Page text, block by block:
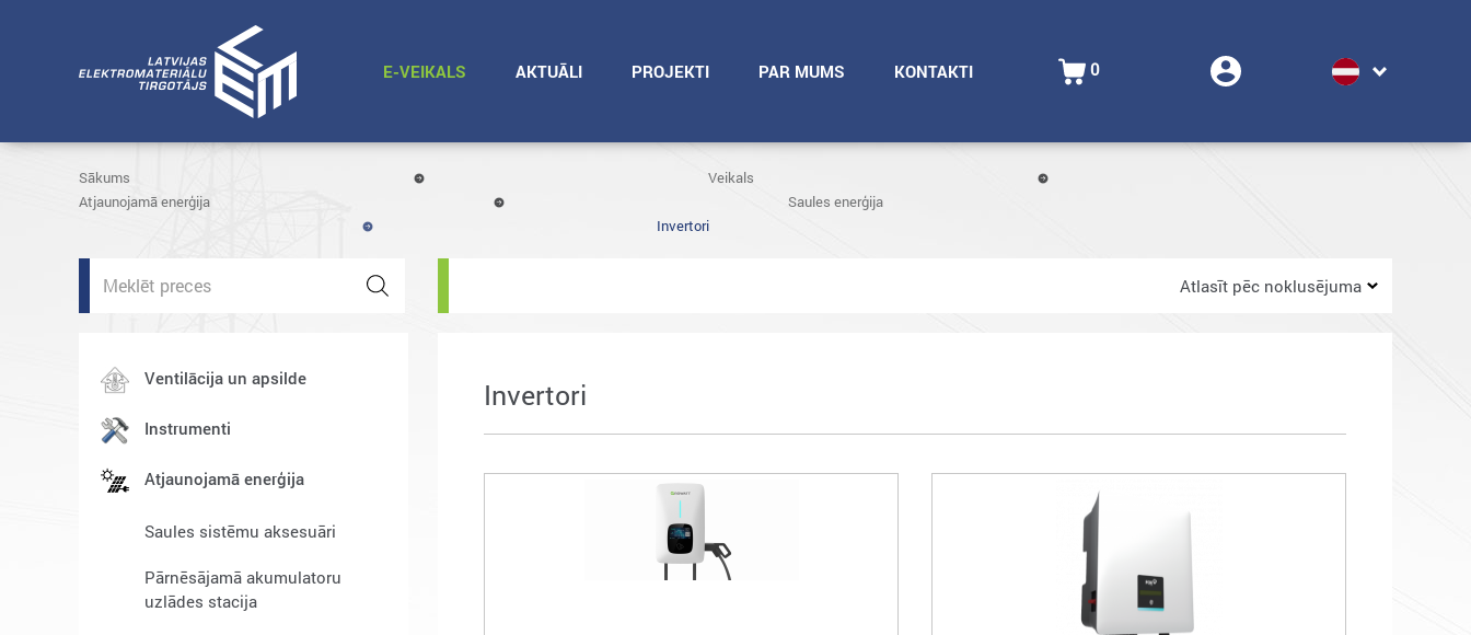
E-VEIKALS AKTUĀLI PROJEKTI PAR MUMS KONTAKTI 0
Sākums
Veikals
Atjaunojamā enerģija
Saules enerģija
Invertori
Products
search Atlasīt pēc noklusējuma
Ventilācija un apsilde
Instrumenti
Atjaunojamā enerģija
Saules sistēmu aksesuāri
Pārnēsājamā akumulatoru
uzlādes stacija
Invertori